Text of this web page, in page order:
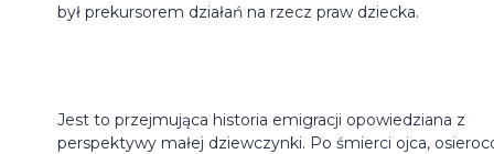
był prekursorem działań na rzecz praw dziecka.
Jest to przejmująca historia emigracji opowiedziana z
perspektywy małej dziewczynki. Po śmierci ojca,